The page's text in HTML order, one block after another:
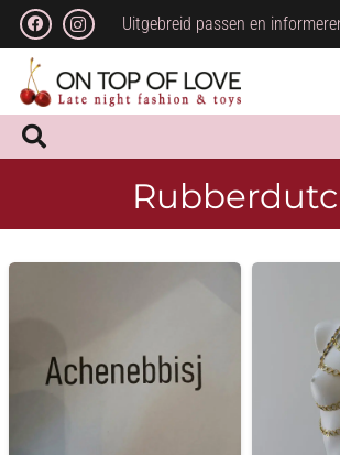
Uitgebreid passen en